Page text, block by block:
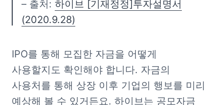
– 출처: 하이브 [기재정정]투자설명서
(2020.9.28)
IPO를 통해 모집한 자금을 어떻게
사용할지도 확인해야 합니다. 자금의
사용처를 통해 상장 이후 기업의 행보를 미리
예상해 볼 수 있거든요. 하이브는 공모자금